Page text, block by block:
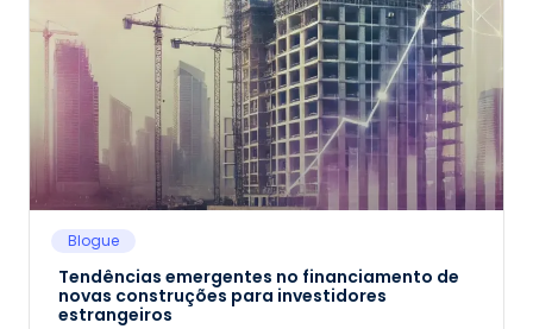
Blogue
Tendências emergentes no financiamento de
novas construções para investidores
estrangeiros